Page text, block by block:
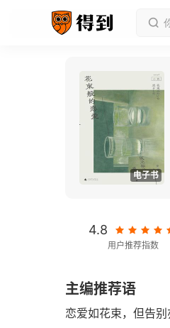
电子书
4.8
用户推荐指数
发行日期
主编推荐语
恋爱如花束，但告别